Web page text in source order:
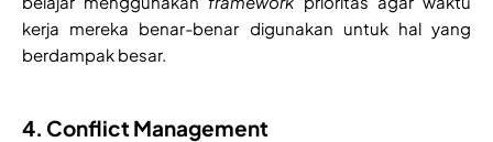
kerja mereka benar-benar digunakan untuk hal yang
berdampak besar.
4. Conflict Management